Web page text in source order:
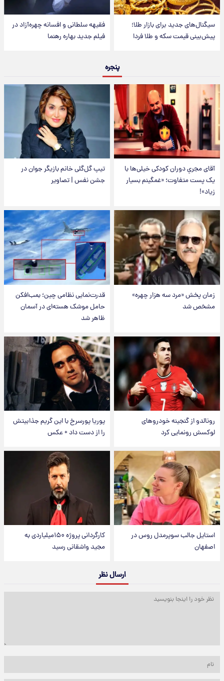
سیگنال‌های جدید برای بازار طلا؛
پیش‌بینی قیمت سکه و طلا فردا
فقیهه سلطانی و افسانه چهره‌آزاد در
فیلم جدید بهاره رهنما
پنجره
آقای مجریِ دوران کودکی خیلی‌ها با
یک پست متفاوت؛ «غمگینم بسیار
زیاد»!
تیپ گل‌گلی خانم بازیگر جوان در
جشن نفس | تصاویر
زمان پخش «مرد سه هزار چهره»
مشخص شد
قدرت‌نمایی نظامی چین؛ بمب‌افکن
حامل موشک هسته‌ای در آسمان
ظاهر شد
رونالدو از گنجینه خودروهای
لوکسش رونمایی کرد
پوریا پورسرخ با این گریم جذابیتش
را از دست داد + عکس
استایل جالب سوپرمدل روس در
اصفهان
کارگردانی پروژه ۱۵۰میلیاردی به
مجید واشقانی رسید
ارسال نظر